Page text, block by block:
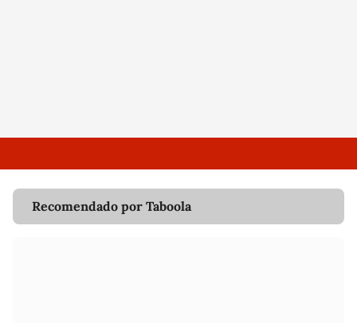
Recomendado por Taboola